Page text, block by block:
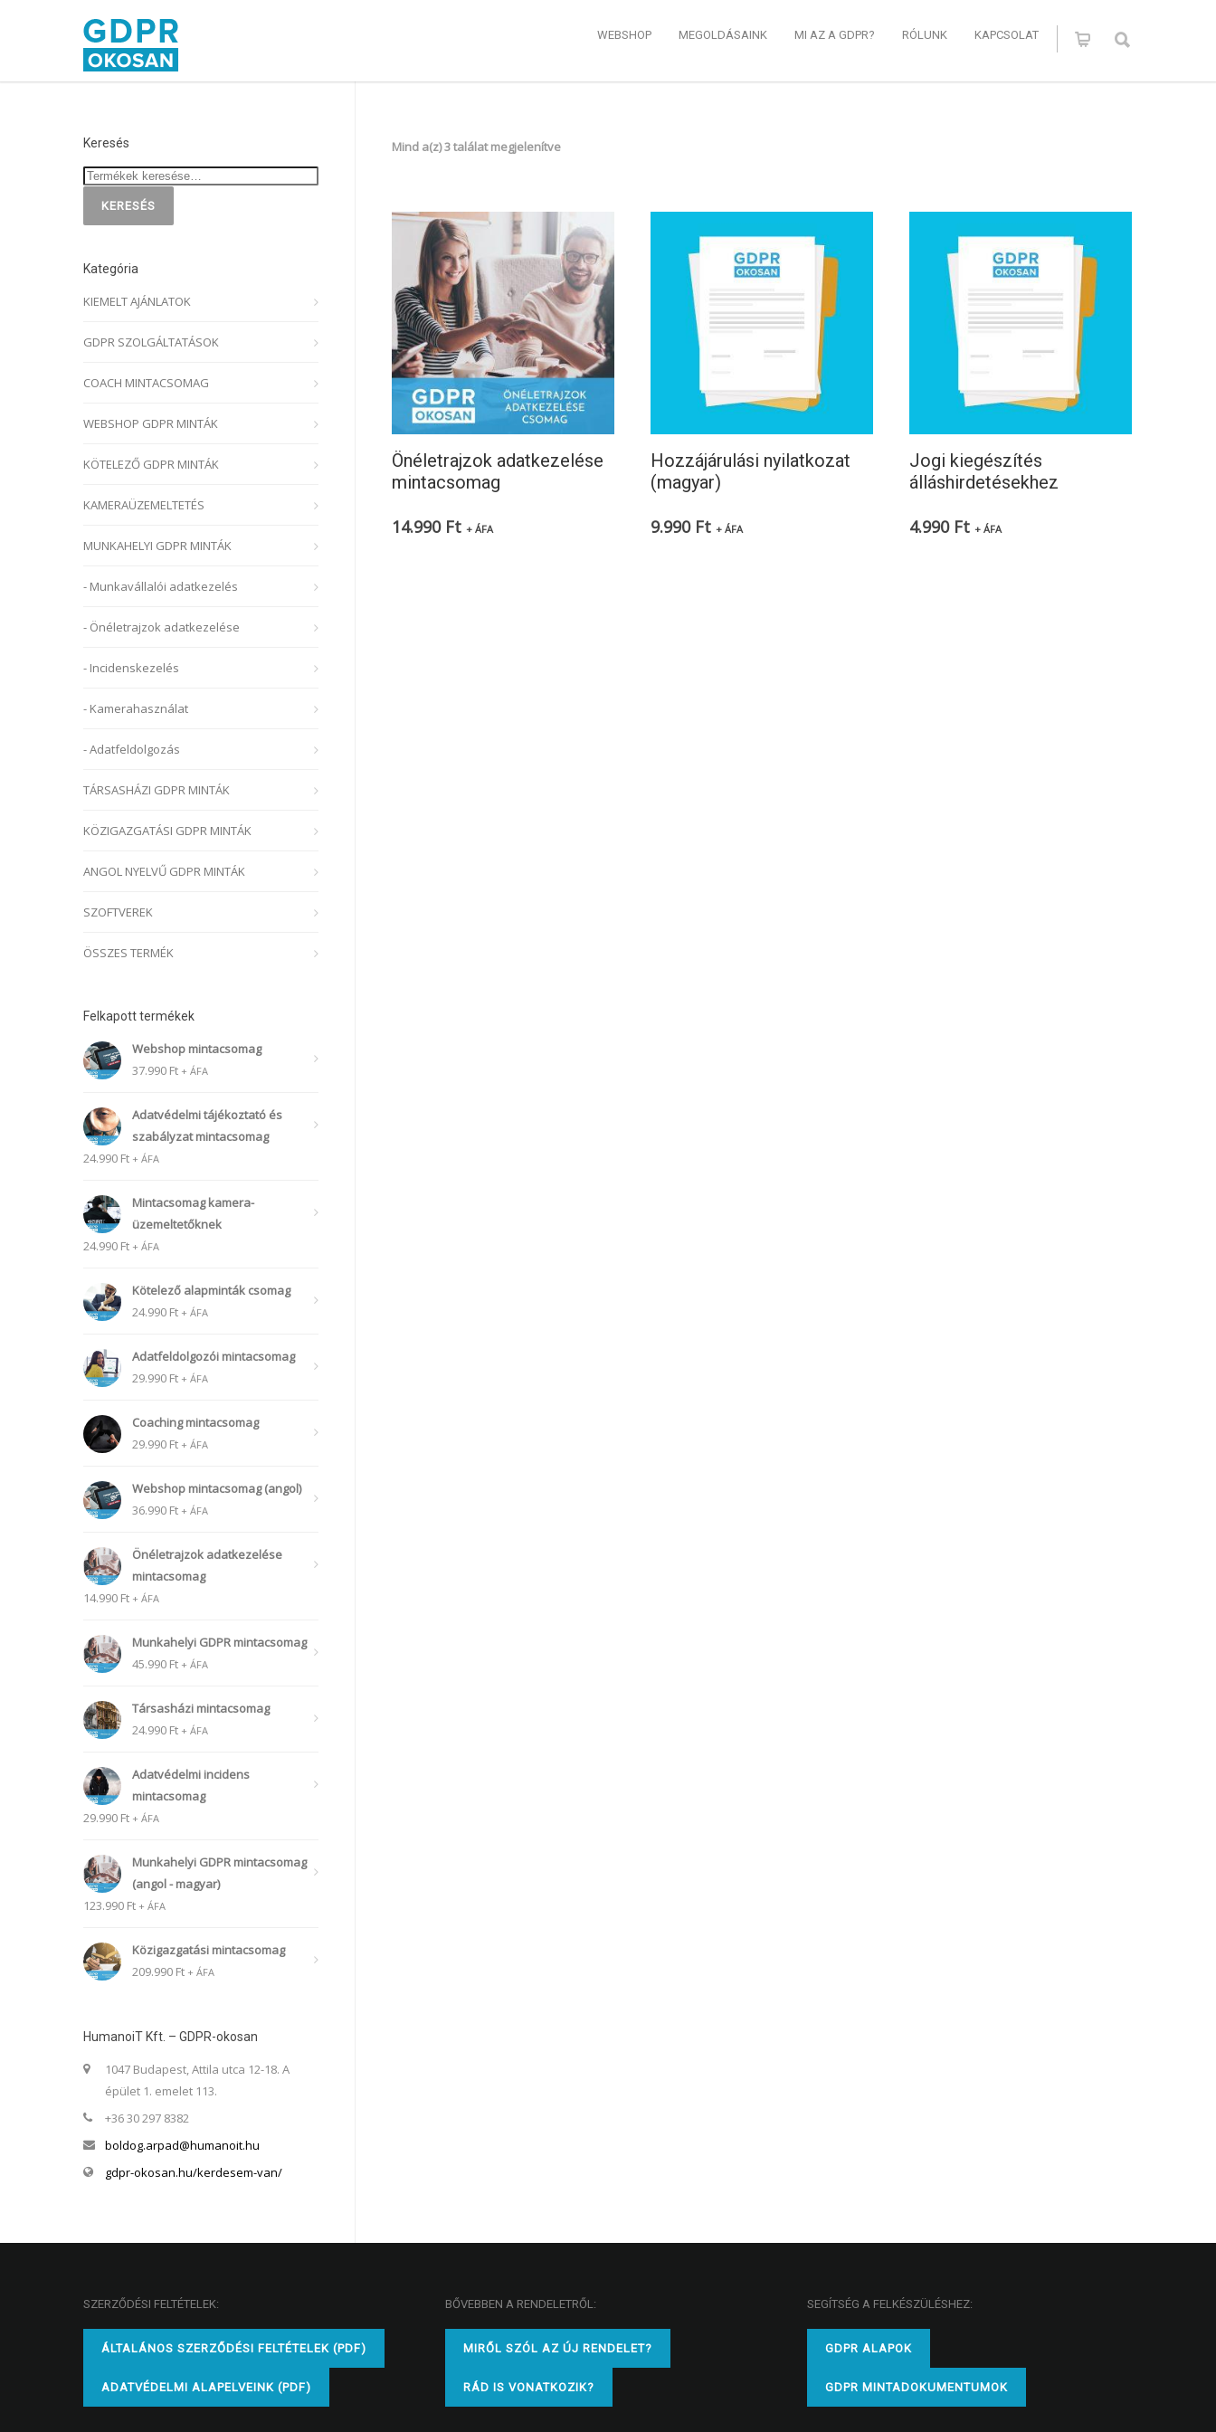
WEBSHOP MEGOLDÁSAINK MI AZ A GDPR? RÓLUNK KAPCSOLAT
Mind a(z) 3 találat megjelenítveSorted
Önéletrajzok adatkezelése
mintacsomag
14.990 Ft + ÁFA
Hozzájárulási nyilatkozat
(magyar)
9.990 Ft + ÁFA
Jogi kiegészítés
álláshirdetésekhez
4.990 Ft + ÁFA
Keresés
KERESÉS
Kategória
KIEMELT AJÁNLATOK
GDPR SZOLGÁLTATÁSOK
COACH MINTACSOMAG
WEBSHOP GDPR MINTÁK
KÖTELEZŐ GDPR MINTÁK
KAMERAÜZEMELTETÉS
MUNKAHELYI GDPR MINTÁK
- Munkavállalói adatkezelés
- Önéletrajzok adatkezelése
- Incidenskezelés
- Kamerahasználat
- Adatfeldolgozás
TÁRSASHÁZI GDPR MINTÁK
KÖZIGAZGATÁSI GDPR MINTÁK
ANGOL NYELVŰ GDPR MINTÁK
SZOFTVEREK
ÖSSZES TERMÉK
Felkapott termékek
Webshop mintacsomag
37.990 Ft + ÁFA
Adatvédelmi tájékoztató és
szabályzat mintacsomag
24.990 Ft + ÁFA
Mintacsomag kamera-
üzemeltetőknek
24.990 Ft + ÁFA
Kötelező alapminták csomag
24.990 Ft + ÁFA
Adatfeldolgozói mintacsomag
29.990 Ft + ÁFA
Coaching mintacsomag
29.990 Ft + ÁFA
Webshop mintacsomag (angol)
36.990 Ft + ÁFA
Önéletrajzok adatkezelése
mintacsomag
14.990 Ft + ÁFA
Munkahelyi GDPR mintacsomag
45.990 Ft + ÁFA
Társasházi mintacsomag
24.990 Ft + ÁFA
Adatvédelmi incidens
mintacsomag
29.990 Ft + ÁFA
Munkahelyi GDPR mintacsomag
(angol - magyar)
123.990 Ft + ÁFA
Közigazgatási mintacsomag
209.990 Ft + ÁFA
HumanoiT Kft. – GDPR-okosan
1047 Budapest, Attila utca 12-18. A
épület 1. emelet 113.
+36 30 297 8382
boldog.arpad@humanoit.hu
gdpr-okosan.hu/kerdesem-van/
SZERZŐDÉSI FELTÉTELEK:
ÁLTALÁNOS SZERZŐDÉSI FELTÉTELEK (PDF)
ADATVÉDELMI ALAPELVEINK (PDF)
BŐVEBBEN A RENDELETRŐL:
MIRŐL SZÓL AZ ÚJ RENDELET?
RÁD IS VONATKOZIK?
SEGÍTSÉG A FELKÉSZÜLÉSHEZ:
GDPR ALAPOK
GDPR MINTADOKUMENTUMOK